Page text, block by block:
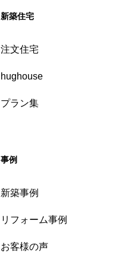
新築住宅
注文住宅
hughouse
プラン集
事例
新築事例
リフォーム事例
お客様の声